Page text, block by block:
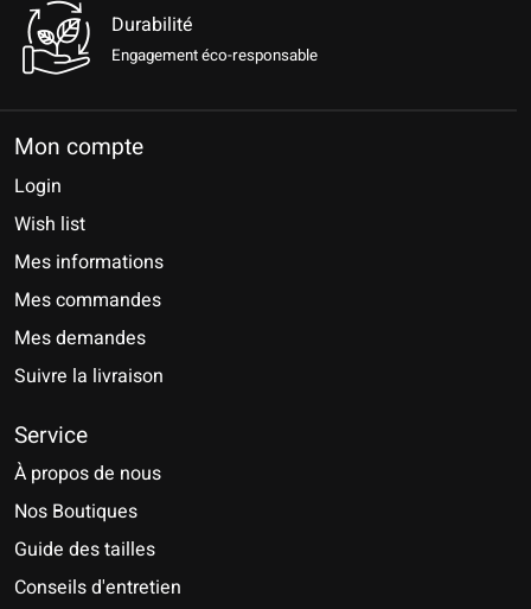
Durabilité
Engagement éco-responsable
Mon compte
Login
Wish list
Mes informations
Mes commandes
Mes demandes
Suivre la livraison
Service
À propos de nous
Nos Boutiques
Guide des tailles
Conseils d'entretien